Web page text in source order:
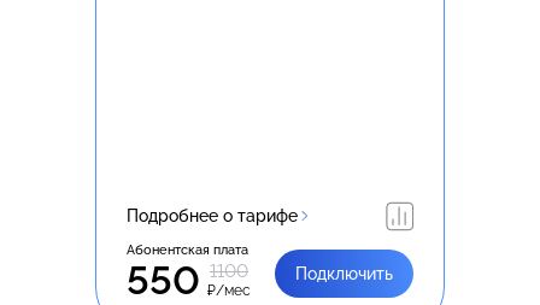
Подробнее о тарифе
Абонентская плата
550 1100
₽/мес
Подключить